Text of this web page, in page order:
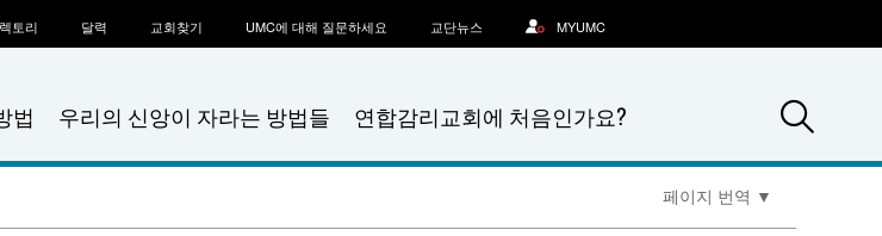
법 우리의 신앙이 자라는 방법들 연합감리교회에 처음인가요?
토리 달력 교회찾기 UMC에 대해 질문하세요 교단뉴스 MYUMC
페이지 번역 ▼